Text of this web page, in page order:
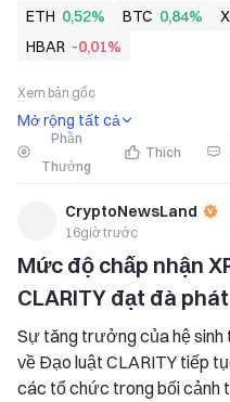
USD, phản ánh nhu cầu
dòng tiền chảy ra tổng thể
ETH 0,52% BTC 0,84%
HBAR -0,01%
Xem bản gốc
Mở rộng tất cả
Phần
Thưởng
Thích
CryptoNewsLand
16giờ trước
Mức độ chấp nhận
CLARITY đạt đà
Sự tăng trưởng của hệ sinh
về Đạo luật CLARITY tiếp
các tổ chức trong bối cảnh